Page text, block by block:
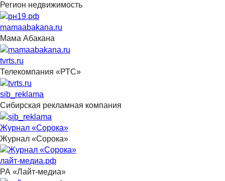
Регион недвижимость
mamaabakana.ru
Мама Абакана
tvrts.ru
Телекомпания «РТС»
sib_reklama
Сибирская рекламная компания
Журнал «Сорока»
Журнал «Сорока»
лайт-медиа.рф
РА «Лайт-медиа»